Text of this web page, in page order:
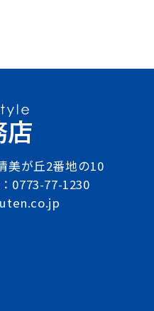
美が丘2番地の10
0773-77-1230